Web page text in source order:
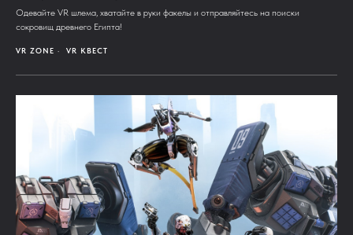
Одевайте VR шлема, хватайте в руки факелы и отправляйтесь на поиски
сокровищ древнего Египта!
VR ZONE VR КВЕСТ